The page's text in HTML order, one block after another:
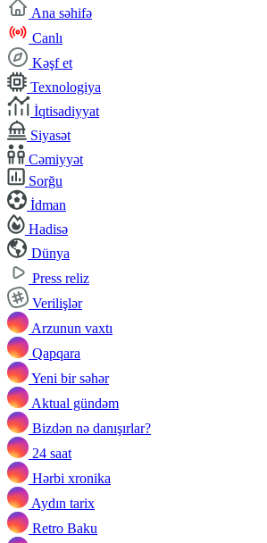
Ana səhifə
Canlı
Kəşf et
Texnologiya
İqtisadiyyat
Siyasət
Cəmiyyət
Sorğu
İdman
Hadisə
Dünya
Press reliz
Verilişlər
Arzunun vaxtı
Qapqara
Yeni bir səhər
Aktual gündəm
Bizdən nə danışırlar?
24 saat
Hərbi xronika
Aydın tarix
Retro Baku